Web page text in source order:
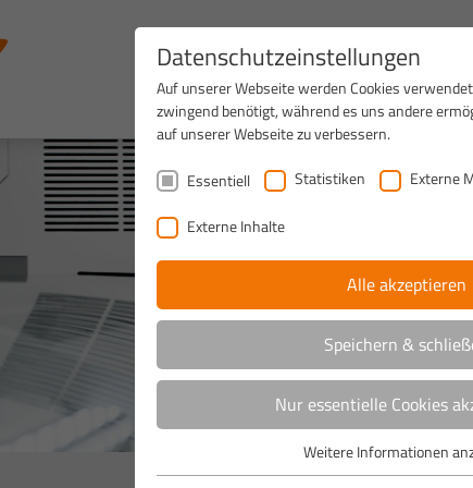
PRODUKTE SERVICE
Datenschutzeinstellungen
Auf unserer Webseite werden Cookies
zwingend benötigt, während es uns andere
auf unserer Webseite zu verbessern.
Essentiell Statistiken Externe
Externe Inhalte
Alle akzeptieren
Speichern &
Nur essentielle Cookies
Weitere Informationen